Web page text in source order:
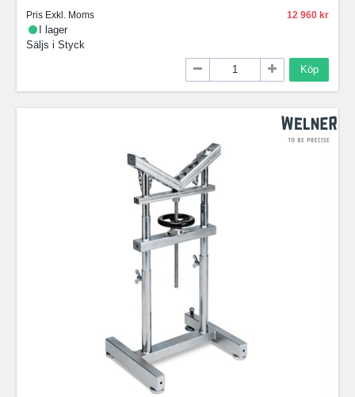
Pris Exkl. Moms
12 960
I lager
Säljs i Styck
Köp